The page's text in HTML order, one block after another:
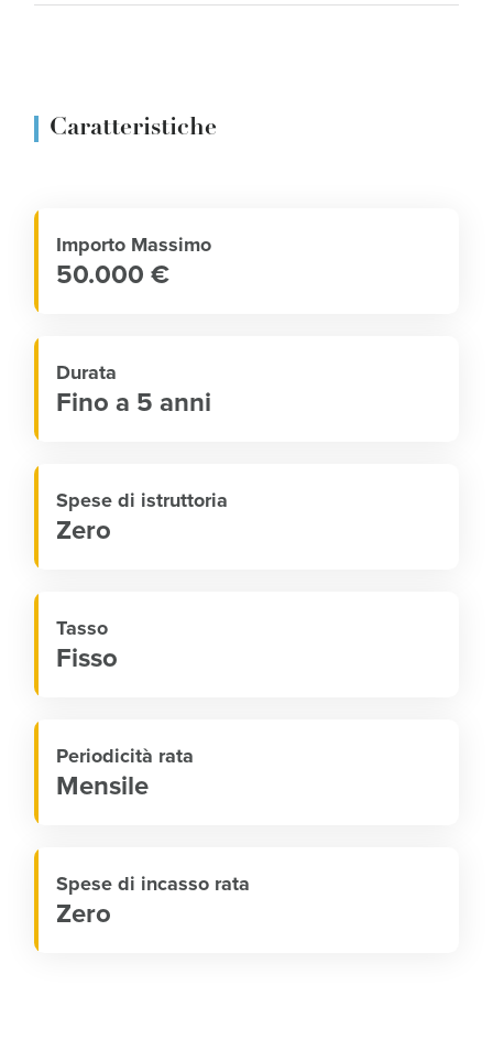
Caratteristiche
Importo Massimo
50.000 €
Durata
Fino a 5 anni
Spese di istruttoria
Zero
Tasso
Fisso
Periodicità rata
Mensile
Spese di incasso rata
Zero